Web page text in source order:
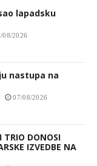
lapadsku
08/2026
nastupa na
07/08/2026
TRIO DONOSI
IZVEDBE NA